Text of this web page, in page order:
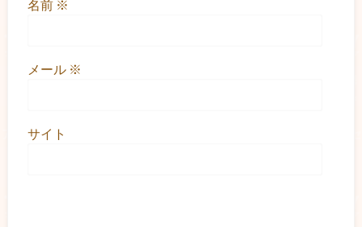
名前 ※
メール ※
サイト